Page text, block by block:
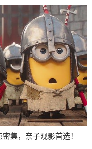
集，亲子观影首选！